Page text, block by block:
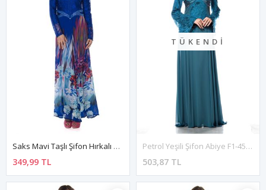
Saks Mavi Taşlı Şifon Hırkalı Elbise H8-82451
349,99 TL
TÜKENDI
Petrol Yeşili Şifon Abiye F1-45090
503,87 TL